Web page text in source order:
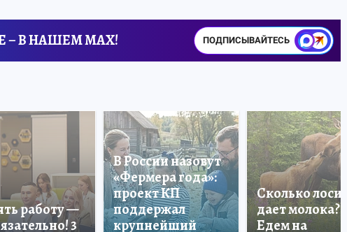
В НАШЕМ MAX! ПОДПИСЫВАЙТЕСЬ
работу —
3
В России назовут
«Фермера года»:
проект КП
поддержал
крупнейший
Сколько лосиха
дает молока?
Едем на